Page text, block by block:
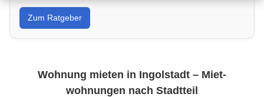
Von Wandfarbe bis Sanierung: Tipps, Kostenrahmen
und Handwerkersuche in Ingolstadt für dein Projekt.
Zum Ratgeber
Wohnung mieten in Ingolstadt – Miet­
wohnungen nach Stadtteil